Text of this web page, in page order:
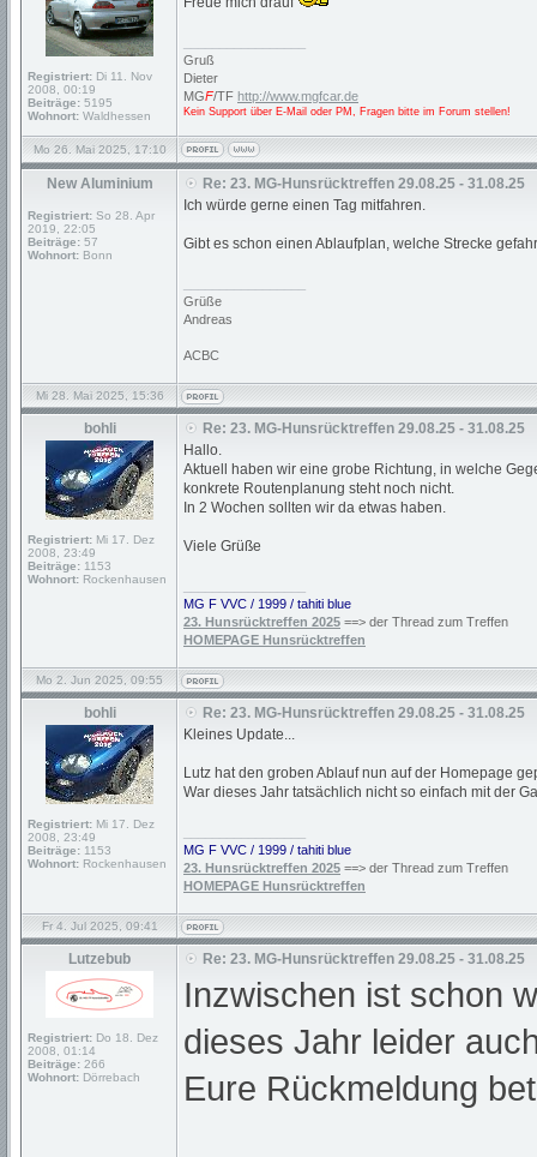
Registriert: Di 11. Nov
2008, 00:19
Beiträge: 5195
Wohnort: Waldhessen
Gruß
Dieter
MGF/TF http://www.mgfcar.de
Kein Support über E-Mail oder PM, Fragen bitte im Forum stellen!
Mo 26. Mai 2025, 17:10
New Aluminium
Registriert: So 28. Apr
2019, 22:05
Beiträge: 57
Wohnort: Bonn
Re: 23. MG-Hunsrücktreffen 29.08.25 - 31.08.25
Ich würde gerne einen Tag mitfahren.
Gibt es schon einen Ablaufplan, welche Strecke
Grüße
Andreas
ACBC
Mi 28. Mai 2025, 15:36
bohli
Registriert: Mi 17. Dez
2008, 23:49
Beiträge: 1153
Wohnort: Rockenhausen
Re: 23. MG-Hunsrücktreffen 29.08.25 - 31.08.25
Hallo.
Aktuell haben wir eine grobe Richtung, in welche
konkrete Routenplanung steht noch nicht.
In 2 Wochen sollten wir da etwas haben.
Viele Grüße
MG F VVC / 1999 / tahiti blue
23. Hunsrücktreffen 2025 ==> der Thread zum Treffen
HOMEPAGE Hunsrücktreffen
Mo 2. Jun 2025, 09:55
bohli
Registriert: Mi 17. Dez
2008, 23:49
Beiträge: 1153
Wohnort: Rockenhausen
Re: 23. MG-Hunsrücktreffen 29.08.25 - 31.08.25
Kleines Update...
Lutz hat den groben Ablauf nun auf der Homepage
War dieses Jahr tatsächlich nicht so einfach mit der
MG F VVC / 1999 / tahiti blue
23. Hunsrücktreffen 2025 ==> der Thread zum Treffen
HOMEPAGE Hunsrücktreffen
Fr 4. Jul 2025, 09:41
Lutzebub
Registriert: Do 18. Dez
2008, 01:14
Beiträge: 266
Wohnort: Dörrebach
Re: 23. MG-Hunsrücktreffen 29.08.25 - 31.08.25
Inzwischen ist schon
dieses Jahr leider
Eure Rückmeldung